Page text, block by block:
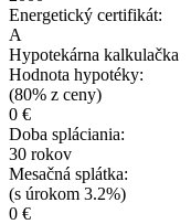
Energetický certifikát:
A
Hypotekárna kalkulačka
Hodnota hypotéky:
(80% z ceny)
0 €
Doba spláciania:
30 rokov
Mesačná splátka:
(s úrokom 3.2%)
0 €